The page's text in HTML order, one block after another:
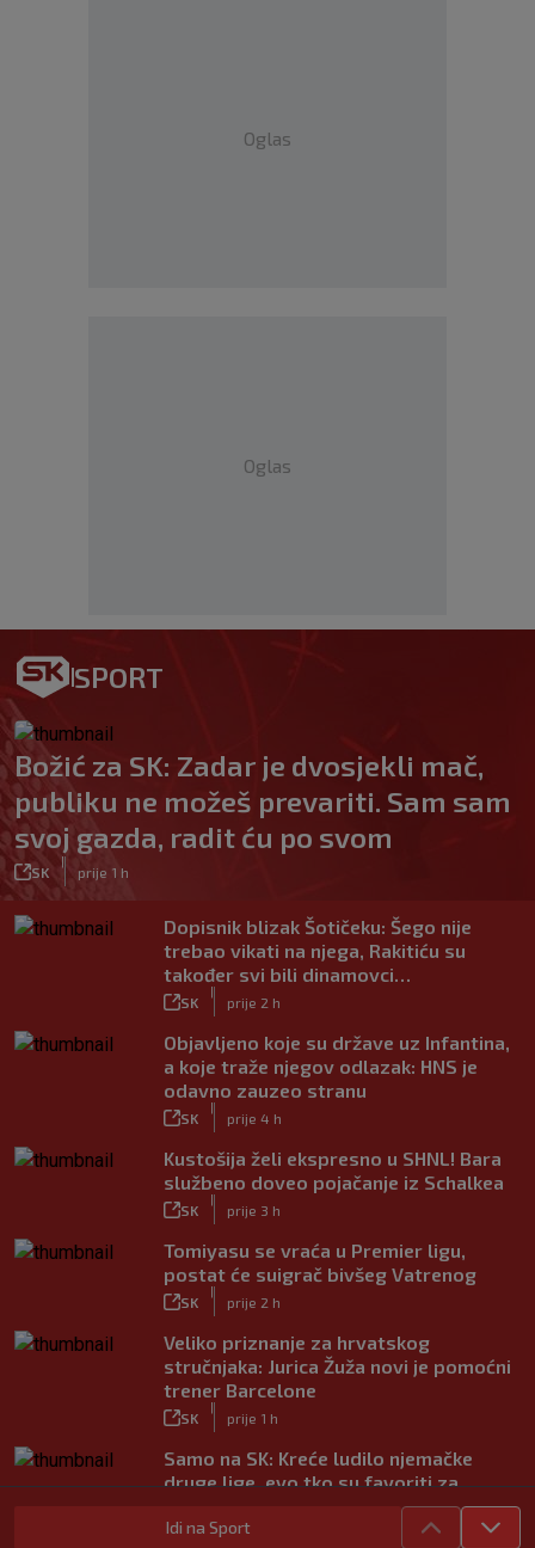
Oglas
Oglas
SPORT
Božić za SK: Zadar je dvosjekli mač,
publiku ne možeš prevariti. Sam sam
svoj gazda, radit ću po svom
SK prije 1 h
Dopisnik blizak Šotičeku: Šego nije
trebao vikati na njega, Rakitiću su
također svi bili dinamovci…
SK prije 2 h
Objavljeno koje su države uz Infantina,
a koje traže njegov odlazak: HNS je
odavno zauzeo stranu
SK prije 4 h
Kustošija želi ekspresno u SHNL! Bara
službeno doveo pojačanje iz Schalkea
SK prije 3 h
Tomiyasu se vraća u Premier ligu,
postat će suigrač bivšeg Vatrenog
SK prije 2 h
Veliko priznanje za hrvatskog
stručnjaka: Jurica Žuža novi je pomoćni
trener Barcelone
SK prije 1 h
Samo na SK: Kreće ludilo njemačke
druge lige, evo tko su favoriti za
SK
|
prije 4 h
Idi na Sport